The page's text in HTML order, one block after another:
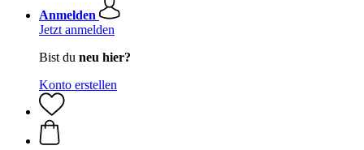
Anmelden
Jetzt anmelden
Bist du neu hier?
Konto erstellen